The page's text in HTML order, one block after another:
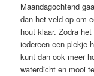
Maandagochtend
dan het veld op om
hout klaar. Zodra
iedereen een plekje
kunt dan ook meer
waterdicht en mooi